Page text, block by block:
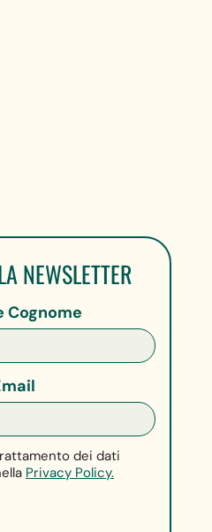
NEWSLETTER
Cognome
dei dati
Privacy Policy.